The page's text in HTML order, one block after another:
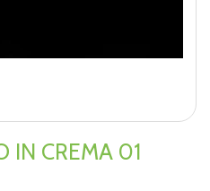
IN CREMA 01